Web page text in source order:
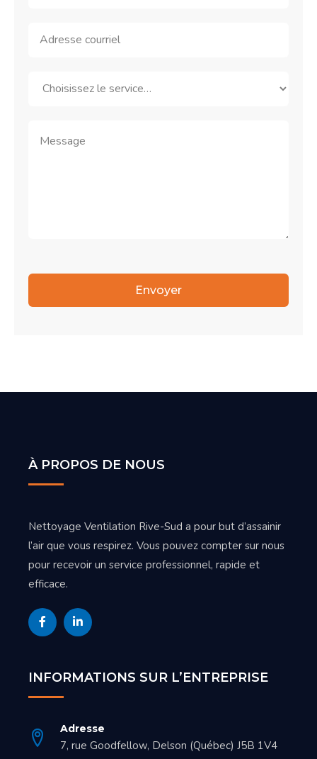
Envoyer
À PROPOS DE NOUS
Nettoyage Ventilation Rive-Sud a pour but d’assainir
l’air que vous respirez. Vous pouvez compter sur nous
pour recevoir un service professionnel, rapide et
efficace.
INFORMATIONS SUR L’ENTREPRISE
Adresse
7, rue Goodfellow, Delson (Québec) J5B 1V4